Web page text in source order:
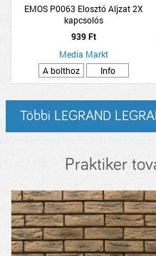
EMOS P0063 Elosztó Aljzat 2X
kapcsolós
939 Ft
Media Markt
A bolthoz
Info
Többi LEGRAND
Praktiker